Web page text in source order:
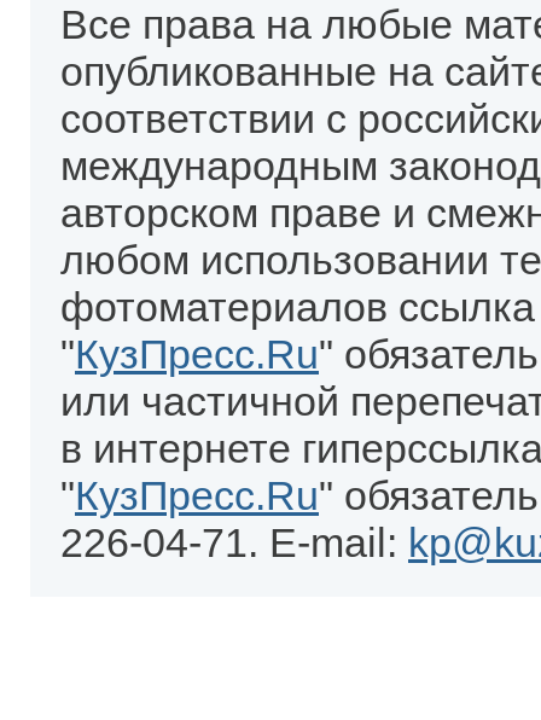
Все права на любые
опубликованные на
соответствии с
международным
авторском праве и
любом использовании
фотоматериалов
"КузПресс.Ru"
или частичной
в интернете
"КузПресс.Ru"
226-04-71. E-mail: